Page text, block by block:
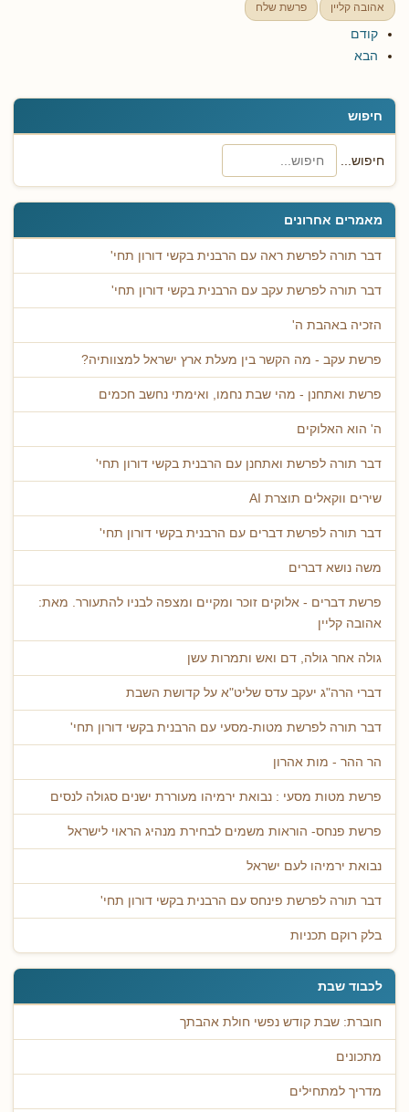
חיפוש
חיפוש...
מאמרים אחרונים
דבר תורה לפרשת ראה עם הרבנית בקשי דורון תחי'
דבר תורה לפרשת עקב עם הרבנית בקשי דורון תחי'
הזכיה באהבת ה'
פרשת עקב - מה הקשר בין מעלת ארץ ישראל למצוותיה?
פרשת ואתחנן - מהי שבת נחמו, ואימתי נחשב חכמים
ה' הוא האלוקים
דבר תורה לפרשת ואתחנן עם הרבנית בקשי דורון תחי'
שירים ווקאלים תוצרת AI
דבר תורה לפרשת דברים עם הרבנית בקשי דורון תחי'
משה נושא דברים
פרשת דברים - אלוקים זוכר ומקיים ומצפה לבניו להתעורר. מאת:
אהובה קליין
גולה אחר גולה, דם ואש ותמרות עשן
דברי הרה"ג יעקב עדס שליט"א על קדושת השבת
דבר תורה לפרשת מטות-מסעי עם הרבנית בקשי דורון תחי'
הר ההר - מות אהרון
פרשת מטות מסעי : נבואת ירמיהו מעוררת ישנים סגולה לנסים
פרשת פנחס- הוראות משמים לבחירת מנהיג הראוי לישראל
נבואת ירמיהו לעם ישראל
דבר תורה לפרשת פינחס עם הרבנית בקשי דורון תחי'
בלק רוקם תכניות
לכבוד שבת
חוברת: שבת קודש נפשי חולת אהבתך
מתכונים
מדריך למתחילים
אהובה קליין פרשת שלח
קודם
הבא